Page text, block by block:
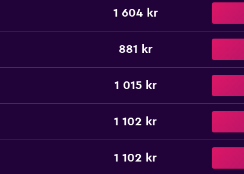
1 604 kr
881 kr
1 015 kr
1 102 kr
1 102 kr